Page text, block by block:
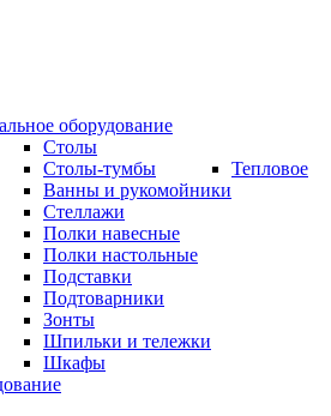
оборудование
Столы
Столы-тумбы
Ванны и рукомойники
Стеллажи
Полки навесные
Полки настольные
Подставки
Подтоварники
Зонты
Шпильки и тележки
Шкафы
Тепловое